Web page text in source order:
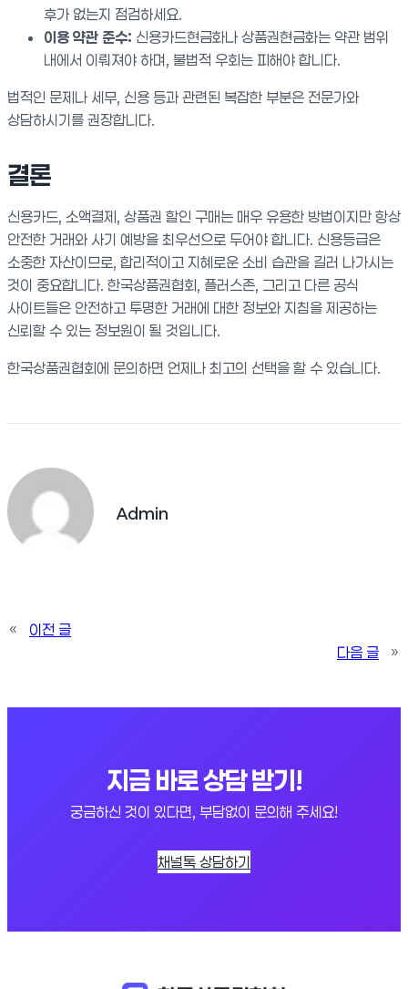
후가 없는지 점검하세요.
이용 약관 준수: 신용카드현금화나 상품권현금화는 약관 범위
내에서 이뤄져야 하며, 불법적 우회는 피해야 합니다.
법적인 문제나 세무, 신용 등과 관련된 복잡한 부분은 전문가와
상담하시기를 권장합니다.
결론
신용카드, 소액결제, 상품권 할인 구매는 매우 유용한 방법이지만 항상
안전한 거래와 사기 예방을 최우선으로 두어야 합니다. 신용등급은
소중한 자산이므로, 합리적이고 지혜로운 소비 습관을 길러 나가시는
것이 중요합니다. 한국상품권협회, 플러스존, 그리고 다른 공식
사이트들은 안전하고 투명한 거래에 대한 정보와 지침을 제공하는
신뢰할 수 있는 정보원이 될 것입니다.
한국상품권협회에 문의하면 언제나 최고의 선택을 할 수 있습니다.
Admin
«
이전 글
다음 글
»
지금 바로 상담 받기!
궁금하신 것이 있다면, 부담없이 문의해 주세요!
채널톡 상담하기